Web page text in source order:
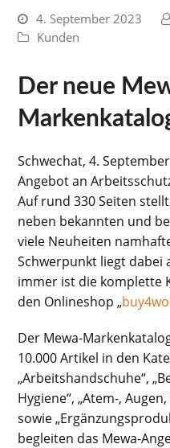
4. September 2023
Kunden
Der neue
Schwechat, 4.
Angebot an
Auf rund 330 Seiten
neben bekannten und
viele Neuheiten
Schwerpunkt liegt dabei
immer ist die komplette
den Onlineshop „
Der Mewa-
10.000 Artikel in den
„Arbeitshandschuhe“,
Hygiene“, „Atem-,
sowie
begleiten das Mewa-